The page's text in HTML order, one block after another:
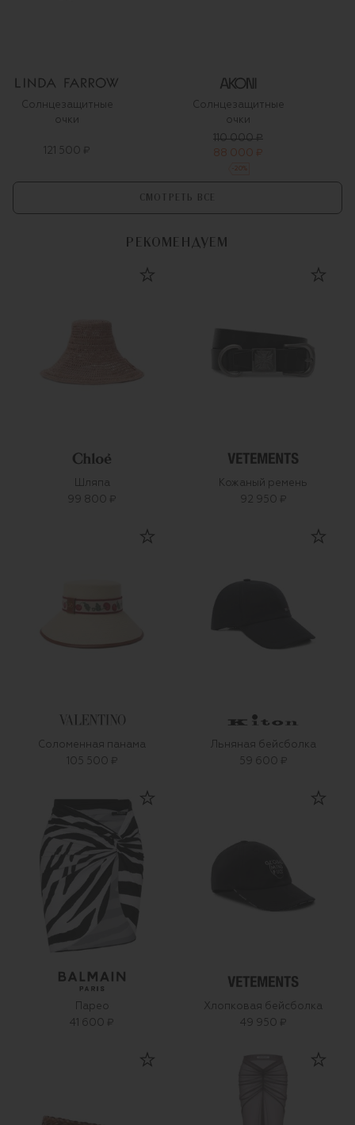
Солнцезащитные
очки
121 500 ₽
Солнцезащитные
очки
110 000 ₽
88 000 ₽
20 %
СМОТРЕТЬ ВСЕ
РЕКОМЕНДУЕМ
Шляпа
99 800 ₽
Кожаный ремень
92 950 ₽
Соломенная панама
105 500 ₽
Льняная бейсболка
59 600 ₽
Парео
41 600 ₽
Хлопковая бейсболка
49 950 ₽